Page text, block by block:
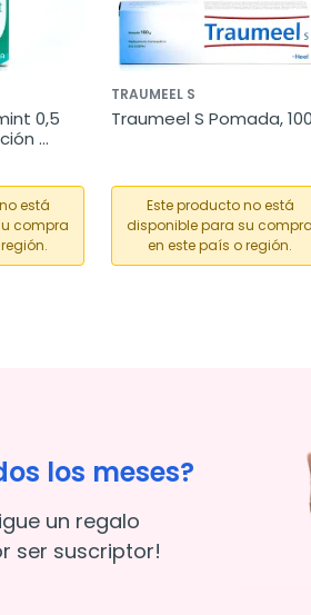
0,5
está
compra
TRAUMEEL S
Traumeel S Pomada,
Este producto no está
disponible para su compra
en este país o región.
los meses?
un regalo
ser suscriptor!